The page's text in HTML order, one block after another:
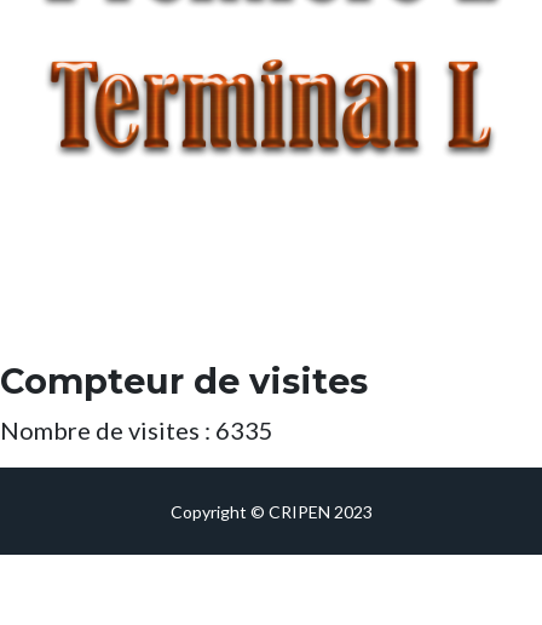
Compteur de visites
Nombre de visites : 6335
Copyright © CRIPEN 2023